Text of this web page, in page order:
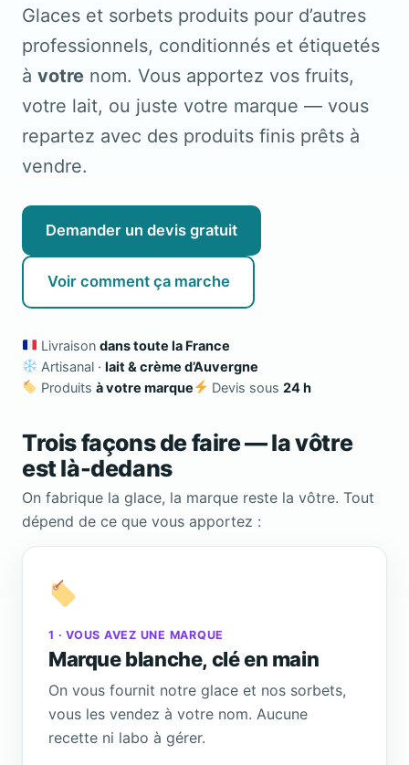
Glaces et sorbets produits pour d’autres
professionnels, conditionnés et étiquetés
à votre nom. Vous apportez vos fruits,
votre lait, ou juste votre marque — vous
repartez avec des produits finis prêts à
vendre.
Demander un devis gratuit
Voir comment ça marche
Livraison dans toute la France
Artisanal · lait & crème d’Auvergne
Produits à votre marque Devis sous 24 h
Trois façons de faire — la vôtre
est là-dedans
On fabrique la glace, la marque reste la vôtre. Tout
dépend de ce que vous apportez :
1 · VOUS AVEZ UNE MARQUE
Marque blanche, clé en main
On vous fournit notre glace et nos sorbets,
vous les vendez à votre nom. Aucune
recette ni labo à gérer.